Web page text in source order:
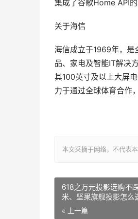
集成了谷歌Home API
关于海信
海信成立于1969年，是
品、家电及智能IT解决
其100英寸及以上大屏
力于通过全球体育合作
本文采摘于网络，不代表
618之万元投影选购不
米、坚果旗舰投影怎么
« 上一篇